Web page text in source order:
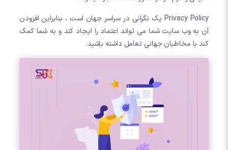
Privacy Policy یک نگرانی در سراسر جهان است ، بنابراین افزودن
آن به وب سایت شما می تواند اعتماد را ایجاد کند و به شما کمک
کند با مخاطبان جهانی تعامل داشته باشید.